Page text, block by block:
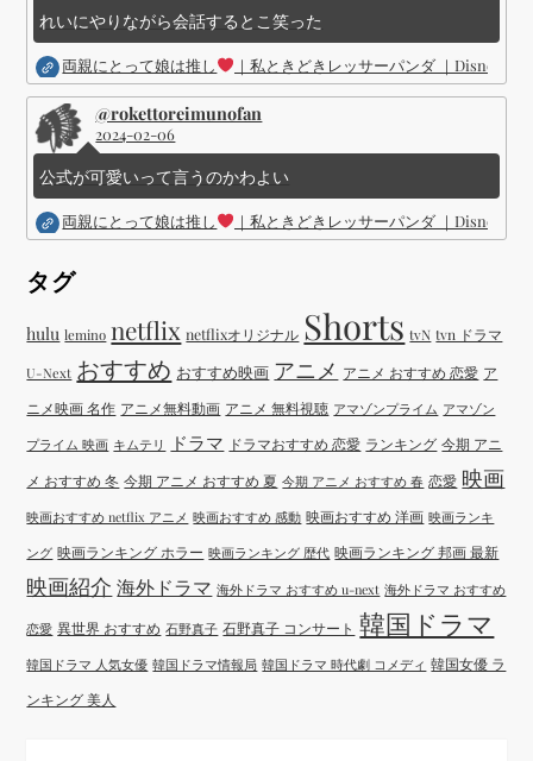
れいにやりながら会話するとこ笑った
両親にとって娘は推し ｜私ときどきレッサーパンダ ｜Disney (
@rokettoreimunofan
2024-02-06
公式が可愛いって言うのかわよい
両親にとって娘は推し ｜私ときどきレッサーパンダ ｜Disney (
タグ
hulu lemino netflix netflixオリジナル Shorts tvN tvn ドラマ
U-Next おすすめ おすすめ映画 アニメ アニメ おすすめ 恋愛 ア
ニメ映画 名作 アニメ無料動画 アニメ 無料視聴 アマゾンプライム アマゾン
プライム 映画 キムテリ ドラマ ドラマおすすめ 恋愛 ランキング 今期 アニ
メ おすすめ 冬 今期 アニメ おすすめ 夏 今期 アニメ おすすめ 春 恋愛 映画
映画おすすめ netflix アニメ 映画おすすめ 感動 映画おすすめ 洋画 映画ランキ
ング 映画ランキング ホラー 映画ランキング 歴代 映画ランキング 邦画 最新
映画紹介 海外ドラマ 海外ドラマ おすすめ u-next 海外ドラマ おすすめ
恋愛 異世界 おすすめ 石野真子 石野真子 コンサート 韓国ドラマ
韓国ドラマ 人気女優 韓国ドラマ情報局 韓国ドラマ 時代劇 コメディ 韓国女優 ラ
ンキング 美人